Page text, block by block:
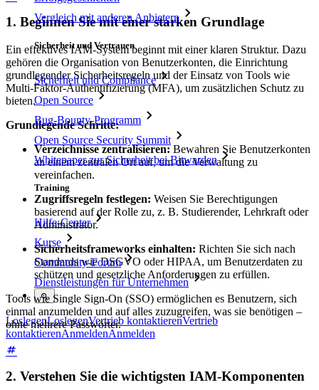
Vergleich mit anderen Anbietern
Sicherheit und Vertrauen
Sicherheit und Compliance
Open Source
Bug-Bounty-Programm
Open Source Security Summit
Whitepaper zur Sicherheit bei Bitwarden
Training
Hilfe-Center
Kurse
Community-Forum
Dienstleistungen für Unternehmen
LoslegenLoslegenVertrieb kontaktierenVertrieb
kontaktierenAnmeldenAnmelden
1. Beginnen Sie mit einer starken Grundlage
Ein effektives IAM-System beginnt mit einer klaren Struktur. Dazu
gehören die Organisation von Benutzerkonten, die Einrichtung
grundlegender Sicherheitsregeln und der Einsatz von Tools wie
Multi-Faktor-Authentifizierung (MFA), um zusätzlichen Schutz zu
bieten.
Grundlegende Schritte:
Verzeichnisse zentralisieren:Bewahren Sie Benutzerkonten
an einem zentralen Ort auf, um die Verwaltung zu
vereinfachen.
Zugriffsregeln festlegen: Weisen Sie Berechtigungen
basierend auf der Rolle zu, z. B. Studierender, Lehrkraft oder
Administrator.
Sicherheitsframeworks einhalten: Richten Sie sich nach
Standards wie DSGVO oder HIPAA, um Benutzerdaten zu
schützen und gesetzliche Anforderungen zu erfüllen.
Tools wie Single Sign-On (SSO) ermöglichen es Benutzern, sich
einmal anzumelden und auf alles zuzugreifen, was sie benötigen –
ohne mehrere Passwörter.
2. Verstehen Sie die wichtigsten IAM-Komponenten